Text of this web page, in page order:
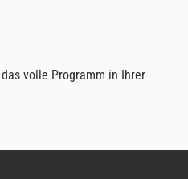
volle Programm in Ihrer